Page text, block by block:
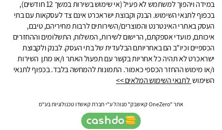
במידה ויהפוך למשתמש לא פעיל (אי שימוש בשירות במשך 12 חודשים),
בכפוף לתנאי השימוש. הבנק וקבוצת ישראכרט אינם צד לעסקאות עם בתי
העסק באתרי האינטרנט והמוצרים/השירותים לרבות מחיריהם, טיבם,
איכותם, מועדי אספקתם, הרישום לשירות, המשלוח, התשלומים וההחזרים
הכספיים וכיו"ב הם באחריותם הבלעדית של בתי העסק. לבנק ולקבוצת
ישראכרט לא תהיה כל אחריות בקשר עם תפעול האתר ו/או מתן השירות
ו/או מימוש ההחזר הכספי כאמור. התמונות להמחשה בלבד. בכפוף לתנאי
השימוש לתנאי השימוש המלאים >>
אתר "OneZero קאשבק" מנוהל ע"י חברת קאשדו טכנולוגיות בע"מ